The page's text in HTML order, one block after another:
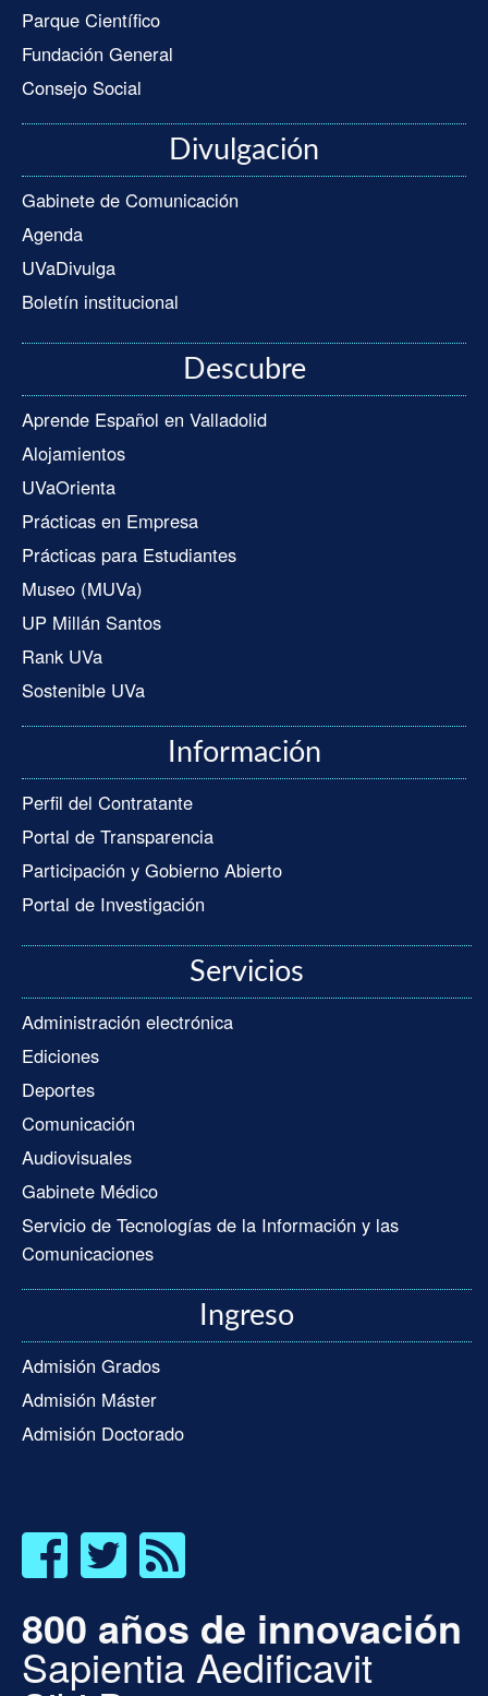
Parque Científico
Fundación General
Consejo Social
Divulgación
Gabinete de Comunicación
Agenda
UVaDivulga
Boletín institucional
Descubre
Aprende Español en Valladolid
Alojamientos
UVaOrienta
Prácticas en Empresa
Prácticas para Estudiantes
Museo (MUVa)
UP Millán Santos
Rank UVa
Sostenible UVa
Información
Perfil del Contratante
Portal de Transparencia
Participación y Gobierno Abierto
Portal de Investigación
Servicios
Administración electrónica
Ediciones
Deportes
Comunicación
Audiovisuales
Gabinete Médico
Servicio de Tecnologías de la Información y las
Comunicaciones
Ingreso
Admisión Grados
Admisión Máster
Admisión Doctorado
800 años de innovación
Sapientia Aedificavit